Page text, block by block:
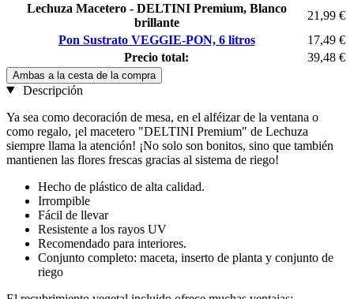
Lechuza Macetero - DELTINI Premium, Blanco
brillante
21,99 €
Pon Sustrato VEGGIE-PON, 6 litros
17,49 €
Precio total:
39,48 €
Ambas a la cesta de la compra
Descripción
Ya sea como decoración de mesa, en el alféizar de la ventana o
como regalo, ¡el macetero "DELTINI Premium" de Lechuza
siempre llama la atención! ¡No solo son bonitos, sino que también
mantienen las flores frescas gracias al sistema de riego!
Hecho de plástico de alta calidad.
Irrompible
Fácil de llevar
Resistente a los rayos UV
Recomendado para interiores.
Conjunto completo: maceta, inserto de planta y conjunto de
riego